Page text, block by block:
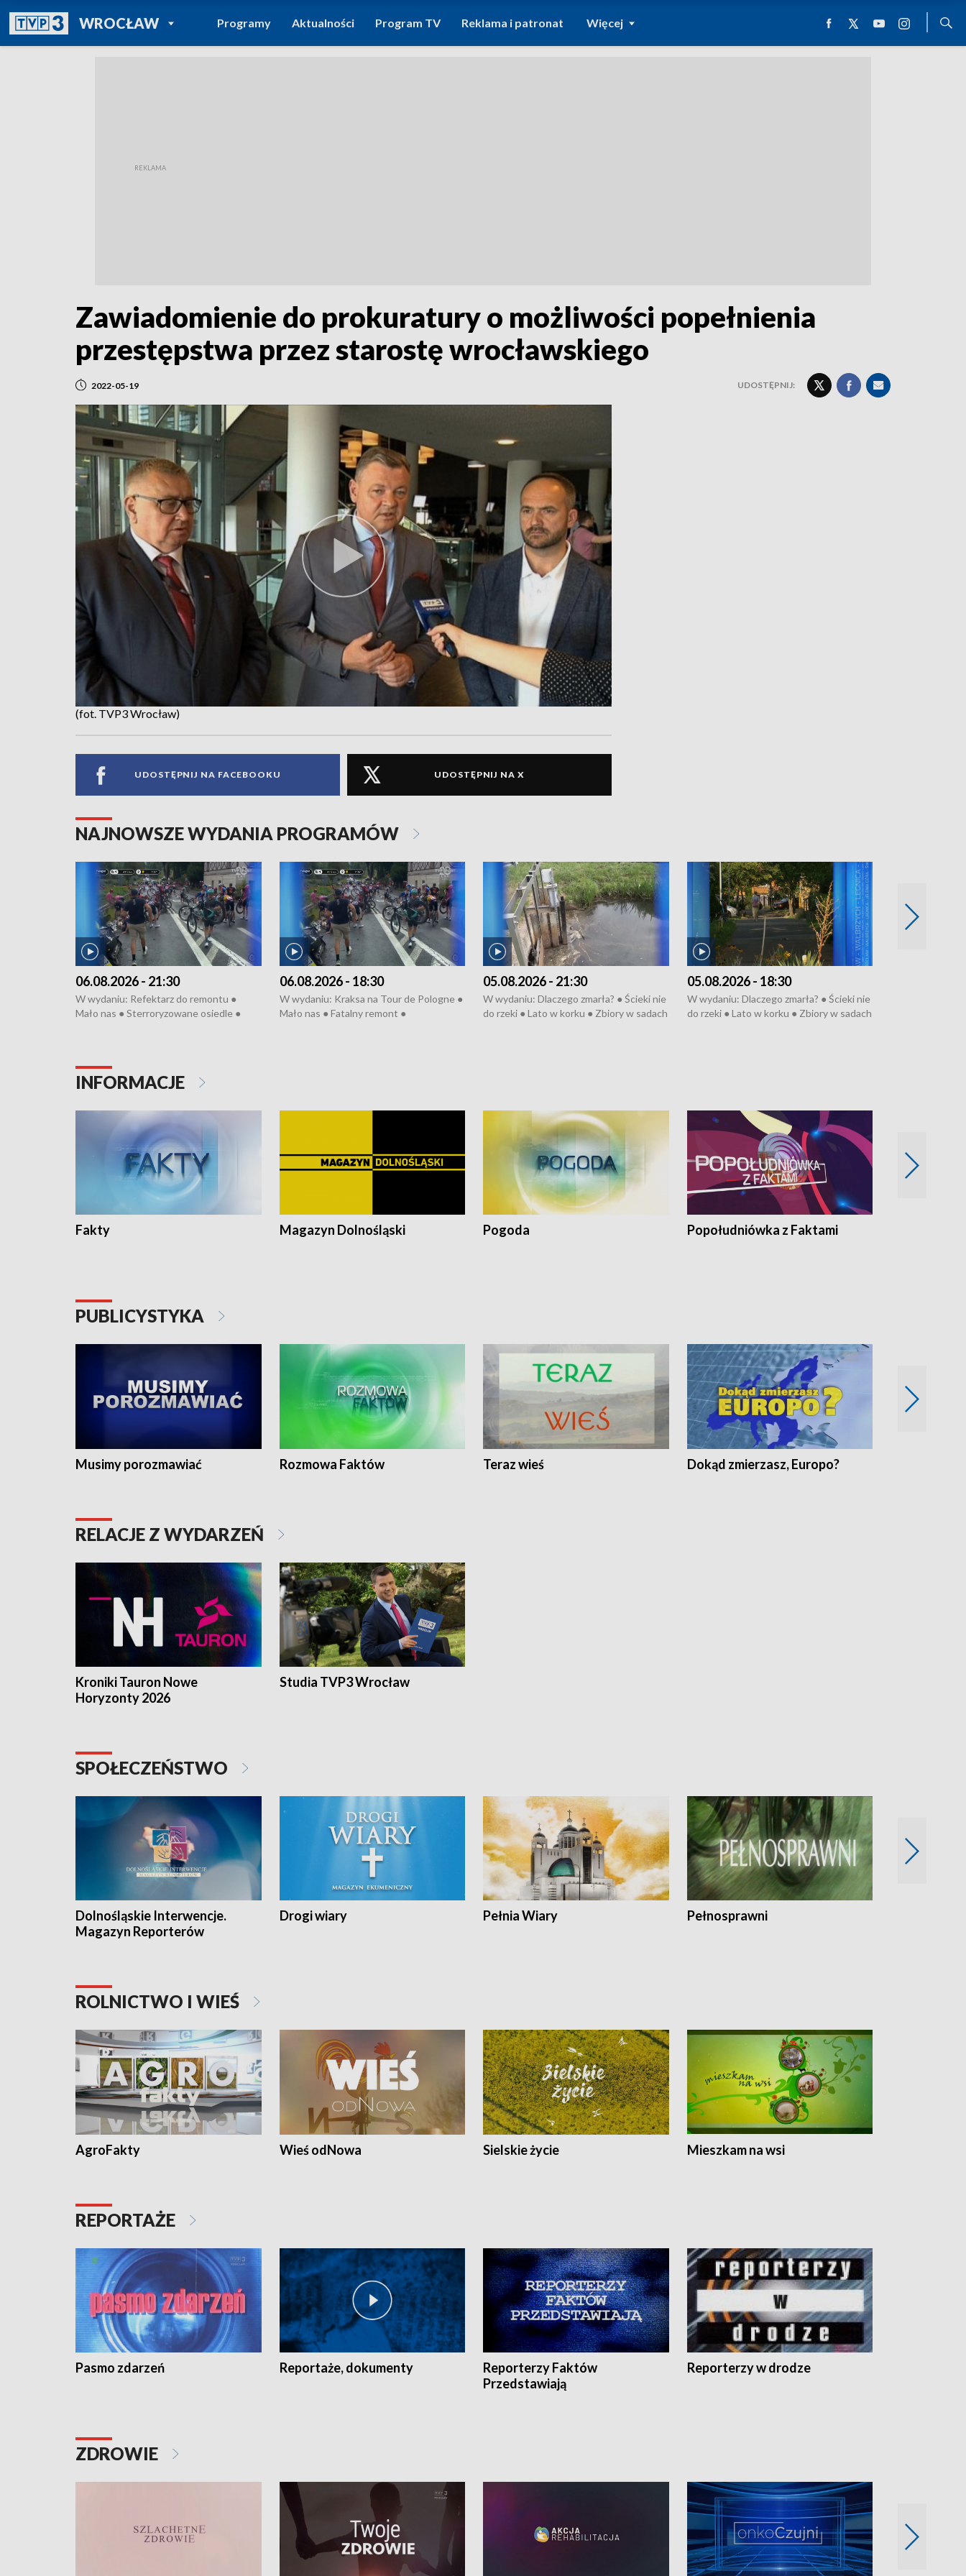
WROCŁAWPOWRÓT DO
TVP REGIONY
Programy Aktualności Program TV Reklama i patronat Więcej
Zawiadomienie do prokuratury o możliwości popełnienia
przestępstwa przez starostę wrocławskiego
2022-05-19 UDOSTĘPNIJ:
(fot. TVP3 Wrocław)
UDOSTĘPNIJ NA FACEBOOKU UDOSTĘPNIJ NA X
NAJNOWSZE WYDANIA PROGRAMÓW
06.08.2026 - 21:30
W wydaniu: Refektarz do remontu ●
Mało nas ● Sterroryzowane osiedle ●
Pologne
06.08.2026 - 18:30
W wydaniu: Kraksa na Tour de Pologne ●
Mało nas ● Fatalny remont ●
05.08.2026 - 21:30
W wydaniu: Dlaczego zmarła? ● Ścieki nie
do rzeki ● Lato w korku ● Zbiory w sadach
05.08.2026 - 18:30
W wydaniu: Dlaczego zmarła? ● Ścieki nie
do rzeki ● Lato w korku ● Zbiory w sadach
INFORMACJE
Fakty Magazyn Dolnośląski Pogoda Popołudniówka z Faktami
PUBLICYSTYKA
Musimy porozmawiać Rozmowa Faktów Teraz wieś Dokąd zmierzasz, Europo?
RELACJE Z WYDARZEŃ
Kroniki Tauron Nowe
Horyzonty 2026
Studia TVP3 Wrocław
SPOŁECZEŃSTWO
Dolnośląskie Interwencje.
Magazyn Reporterów
Drogi wiary Pełnia Wiary Pełnosprawni
ROLNICTWO I WIEŚ
AgroFakty Wieś odNowa Sielskie życie Mieszkam na wsi
REPORTAŻE
Pasmo zdarzeń Reportaże, dokumenty
Reporterzy Faktów
Przedstawiają
Reporterzy w drodze
ZDROWIE